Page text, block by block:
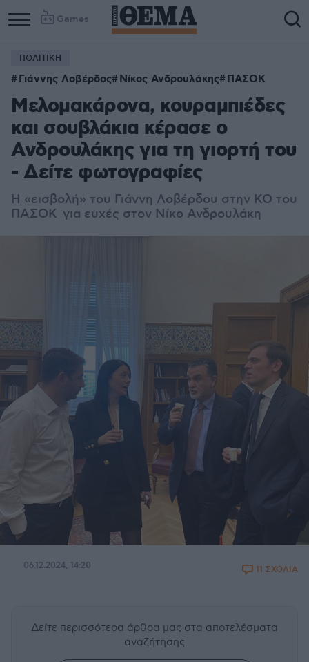
Games
Column
1
Column
2
ΠΟΛΙΤΙΚΗ
Γιάννης Λοβέρδος Νίκος Ανδρουλάκης ΠΑΣΟΚ
Μελομακάρονα, κουραμπιέδες
και σουβλάκια κέρασε ο
Ανδρουλάκης για τη γιορτή του
- Δείτε φωτογραφίες
Η «εισβολή» του Γιάννη Λοβέρδου στην ΚΟ του
ΠΑΣΟΚ για ευχές στον Νίκο Ανδρουλάκη
06.12.2024, 14:20 11 ΣΧΟΛΙΑ
Δείτε περισσότερα άρθρα μας στα αποτελέσματα
αναζήτησης